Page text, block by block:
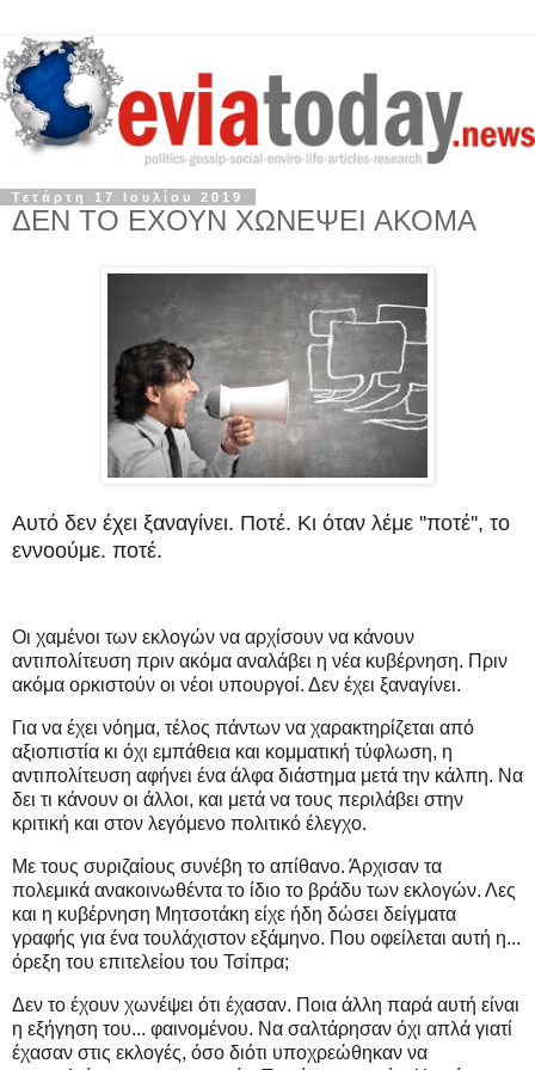
Τετάρτη 17 Ιουλίου 2019
ΔΕΝ ΤΟ ΕΧΟΥΝ ΧΩΝΕΨΕΙ ΑΚΟΜΑ
Αυτό δεν έχει ξαναγίνει. Ποτέ. Κι όταν λέμε ''ποτέ'', το
εννοούμε. ποτέ.
Οι χαμένοι των εκλογών να αρχίσουν να κάνουν
αντιπολίτευση πριν ακόμα αναλάβει η νέα κυβέρνηση. Πριν
ακόμα ορκιστούν οι νέοι υπουργοί. Δεν έχει ξαναγίνει.
Για να έχει νόημα, τέλος πάντων να χαρακτηρίζεται από
αξιοπιστία κι όχι εμπάθεια και κομματική τύφλωση, η
αντιπολίτευση αφήνει ένα άλφα διάστημα μετά την κάλπη. Να
δει τι κάνουν οι άλλοι, και μετά να τους περιλάβει στην
κριτική και στον λεγόμενο πολιτικό έλεγχο.
Με τους συριζαίους συνέβη το απίθανο. Άρχισαν τα
πολεμικά ανακοινωθέντα το ίδιο το βράδυ των εκλογών. Λες
και η κυβέρνηση Μητσοτάκη είχε ήδη δώσει δείγματα
γραφής για ένα τουλάχιστον εξάμηνο. Που οφείλεται αυτή η...
όρεξη του επιτελείου του Τσίπρα;
Δεν το έχουν χωνέψει ότι έχασαν. Ποια άλλη παρά αυτή είναι
η εξήγηση του... φαινομένου. Να σαλτάρησαν όχι απλά γιατί
έχασαν στις εκλογές, όσο διότι υποχρεώθηκαν να